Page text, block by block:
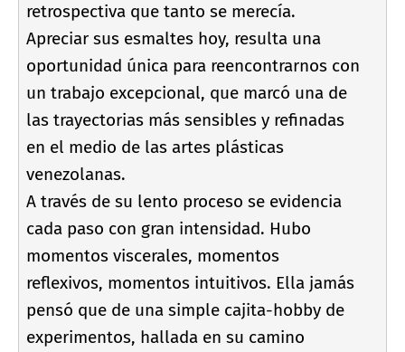
retrospectiva que tanto se merecí­a.
Apreciar sus esmaltes hoy, resulta una
oportunidad única para reencontrarnos con
un trabajo excepcional, que marcó una de
las trayectorias más sensibles y refinadas
en el medio de las artes plásticas
venezolanas.
A través de su lento proceso se evidencia
cada paso con gran intensidad. Hubo
momentos viscerales, momentos
reflexivos, momentos intuitivos. Ella jamás
pensó que de una simple cajita-hobby de
experimentos, hallada en su camino